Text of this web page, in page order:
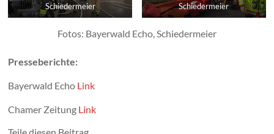
Schiedermeier
Schiedermeier
Fotos: Bayerwald Echo, Schiedermeier
Presseberichte:
Bayerwald Echo Link
Chamer Zeitung Link
Teile diesen Beitrag